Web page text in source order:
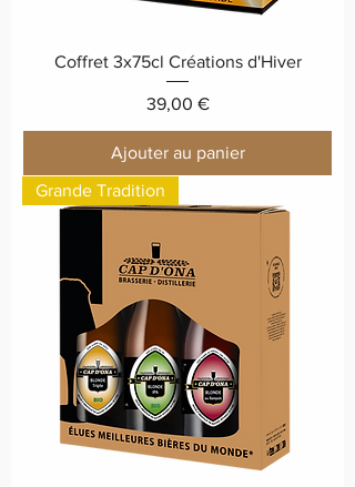
Coffret 3x75cl Créations d'Hiver
Prix
39,00 €
Ajouter au panier
Grande Tradition